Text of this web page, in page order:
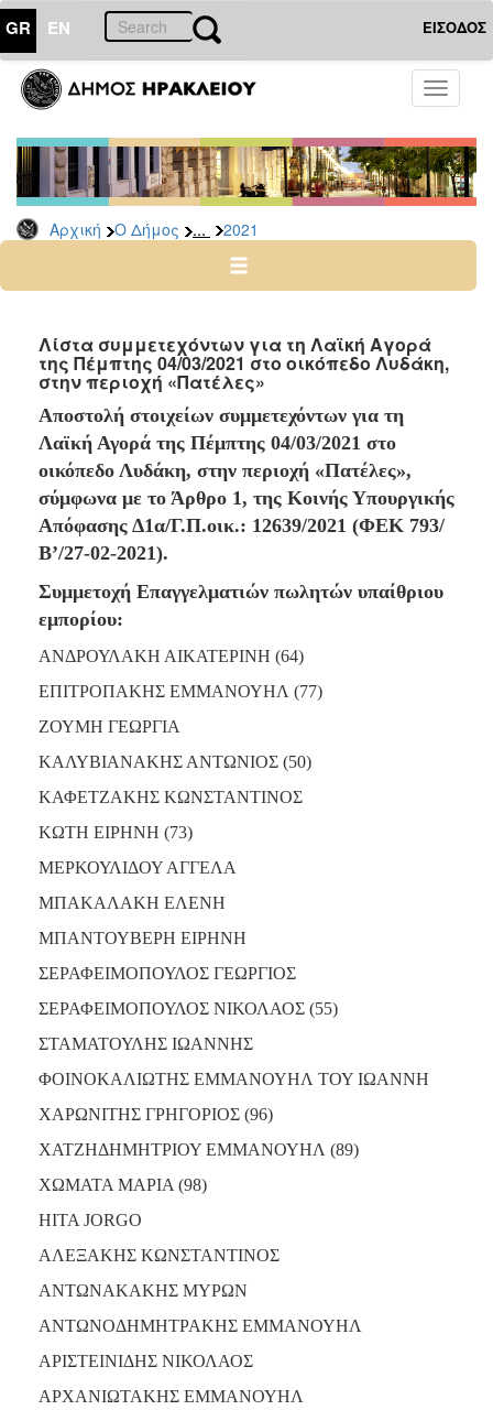
GR EN ΕΙΣΟΔΟΣ
Toggle
Αρχική Ο Δήμος ... 2021
ΔΗΜΟΣ
Δελτία
Τύπου
Αρχείο
2026
2024
2022
2021
2020
2019
2018
2017
2016
2015
2013
2012
2011
2010
2006
ΠΟΛΙΤΙΣΜΟΣ
ΑΝΘΕΚΤΙΚΗ
ΠΟΛΗ
Λίστα συμμετεχόντων για τη Λαϊκή Αγορά
της Πέμπτης 04/03/2021 στο οικόπεδο Λυδάκη,
στην περιοχή «Πατέλες»
Αποστολή στοιχείων συμμετεχόντων για τη
Λαϊκή Αγορά της Πέμπτης 04/03/2021 στο
οικόπεδο Λυδάκη, στην περιοχή «Πατέλες»,
σύμφωνα με το Άρθρο 1, της Κοινής Υπουργικής
Απόφασης Δ1α/Γ.Π.οικ.: 12639/2021 (ΦΕΚ 793/
Β’/27-02-2021).
Συμμετοχή Επαγγελματιών πωλητών υπαίθριου
εμπορίου:
ΑΝΔΡΟΥΛΑΚΗ ΑΙΚΑΤΕΡΙΝΗ (64)
ΕΠΙΤΡΟΠΑΚΗΣ ΕΜΜΑΝΟΥΗΛ (77)
ΖΟΥΜΗ ΓΕΩΡΓΙΑ
ΚΑΛΥΒΙΑΝΑΚΗΣ ΑΝΤΩΝΙΟΣ (50)
ΚΑΦΕΤΖΑΚΗΣ ΚΩΝΣΤΑΝΤΙΝΟΣ
ΚΩΤΗ ΕΙΡΗΝΗ (73)
ΜΕΡΚΟΥΛΙΔΟΥ ΑΓΓΕΛΑ
ΜΠΑΚΑΛΑΚΗ ΕΛΕΝΗ
ΜΠΑΝΤΟΥΒΕΡΗ ΕΙΡΗΝΗ
ΣΕΡΑΦΕΙΜΟΠΟΥΛΟΣ ΓΕΩΡΓΙΟΣ
ΣΕΡΑΦΕΙΜΟΠΟΥΛΟΣ ΝΙΚΟΛΑΟΣ (55)
ΣΤΑΜΑΤΟΥΛΗΣ ΙΩΑΝΝΗΣ
ΦΟΙΝΟΚΑΛΙΩΤΗΣ ΕΜΜΑΝΟΥΗΛ ΤΟΥ ΙΩΑΝΝΗ
ΧΑΡΩΝΙΤΗΣ ΓΡΗΓΟΡΙΟΣ (96)
ΧΑΤΖΗΔΗΜΗΤΡΙΟΥ ΕΜΜΑΝΟΥΗΛ (89)
ΧΩΜΑΤΑ ΜΑΡΙΑ (98)
HITA JORGO
ΑΛΕΞΑΚΗΣ ΚΩΝΣΤΑΝΤΙΝΟΣ
ΑΝΤΩΝΑΚΑΚΗΣ ΜΥΡΩΝ
ΑΝΤΩΝΟΔΗΜΗΤΡΑΚΗΣ ΕΜΜΑΝΟΥΗΛ
ΑΡΙΣΤΕΙΝΙΔΗΣ ΝΙΚΟΛΑΟΣ
ΑΡΧΑΝΙΩΤΑΚΗΣ ΕΜΜΑΝΟΥΗΛ